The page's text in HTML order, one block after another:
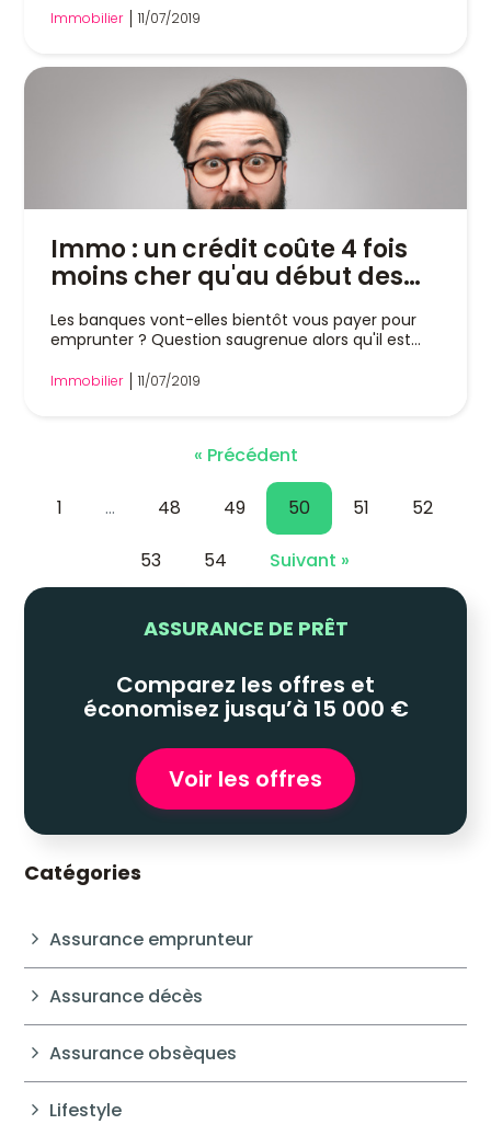
Immobilier 11/07/2019
Immo : un crédit coûte 4 fois
moins cher qu'au début des
Les banques vont-elles bientôt vous payer pour
emprunter ? Question saugrenue alors qu'il est...
Immobilier 11/07/2019
« Précédent
1 … 48 49 50 51 52
53 54 Suivant »
ASSURANCE DE PRÊT
Comparez les offres et
économisez jusqu’à 15 000 €
Voir les offres
Catégories
Assurance emprunteur
Assurance décès
Assurance obsèques
Lifestyle